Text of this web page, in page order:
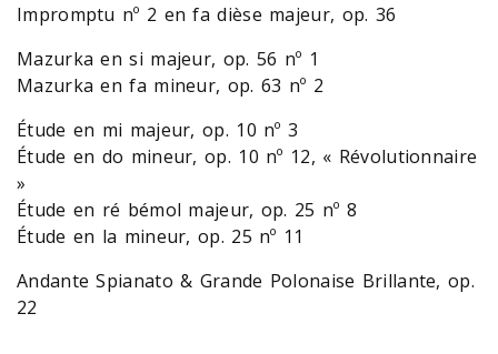
Impromptu nº 2 en fa dièse majeur, op. 36
Mazurka en si majeur, op. 56 nº 1
Mazurka en fa mineur, op. 63 nº 2
Étude en mi majeur, op. 10 nº 3
Étude en do mineur, op. 10 nº 12, « Révolutionnaire
»
Étude en ré bémol majeur, op. 25 nº 8
Étude en la mineur, op. 25 nº 11
Andante Spianato & Grande Polonaise Brillante, op.
22